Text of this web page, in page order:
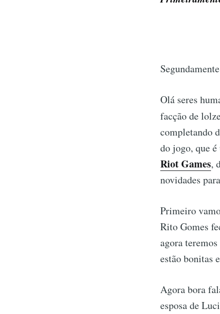
Olá seres
facção de
completando
do jogo, que
Riot Games,
novidades
Primeiro
Rito Gomes
agora
estão bonitas
Agora bora
esposa de